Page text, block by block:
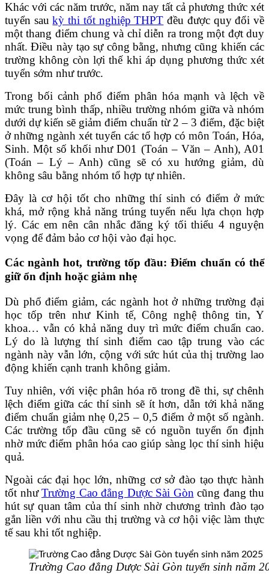
Khác với các năm trước, năm nay tất cả phương thức xét
tuyển saukỳ thi tốt nghiệp THPT đều được quy đổi về
một thang điểm chung và chỉ diễn ra trong một đợt duy
nhất. Điều này tạo sự công bằng, nhưng cũng khiến các
trường không còn lợi thế khi áp dụng phương thức xét
tuyển sớm như trước.
Trong bối cảnh phổ điểm phân hóa mạnh và lệch về
mức trung bình thấp, nhiều trường nhóm giữa và nhóm
dưới dự kiến sẽ giảm điểm chuẩn từ 2 – 3 điểm, đặc biệt
ở những ngành xét tuyển các tổ hợp có môn Toán, Hóa,
Sinh. Một số khối như D01 (Toán – Văn – Anh), A01
(Toán – Lý – Anh) cũng sẽ có xu hướng giảm, dù
không sâu bằng nhóm tổ hợp tự nhiên.
Đây là cơ hội tốt cho những thí sinh có điểm ở mức
khá, mở rộng khả năng trúng tuyển nếu lựa chọn hợp
lý. Các em nên cân nhắc đăng ký tối thiểu 4 nguyện
vọng để đảm bảo cơ hội vào đại học.
Các ngành hot, trường tốp đầu: Điểm chuẩn có thể
giữ ổn định hoặc giảm nhẹ
Dù phổ điểm giảm, các ngành hot ở những trường đại
học tốp trên như Kinh tế, Công nghệ thông tin, Y
khoa… vẫn có khả năng duy trì mức điểm chuẩn cao.
Lý do là lượng thí sinh điểm cao tập trung vào các
ngành này vẫn lớn, cộng với sức hút của thị trường lao
động khiến cạnh tranh không giảm.
Tuy nhiên, với việc phân hóa rõ trong đề thi, sự chênh
lệch điểm giữa các thí sinh sẽ ít hơn, dẫn tới khả năng
điểm chuẩn giảm nhẹ 0,25 – 0,5 điểm ở một số ngành.
Các trường tốp đầu cũng sẽ có nguồn tuyển ổn định
nhờ mức điểm phân hóa cao giúp sàng lọc thí sinh hiệu
quả.
Ngoài các đại học lớn, những cơ sở đào tạo thực hành
tốt nhưTrường Cao đẳng Dược Sài Gòn cũng đang thu
hút sự quan tâm của thí sinh nhờ chương trình đào tạo
gắn liền với nhu cầu thị trường và cơ hội việc làm thực
tế sau khi tốt nghiệp.
Trường Cao đẳng Dược Sài Gòn tuyển sinh năm